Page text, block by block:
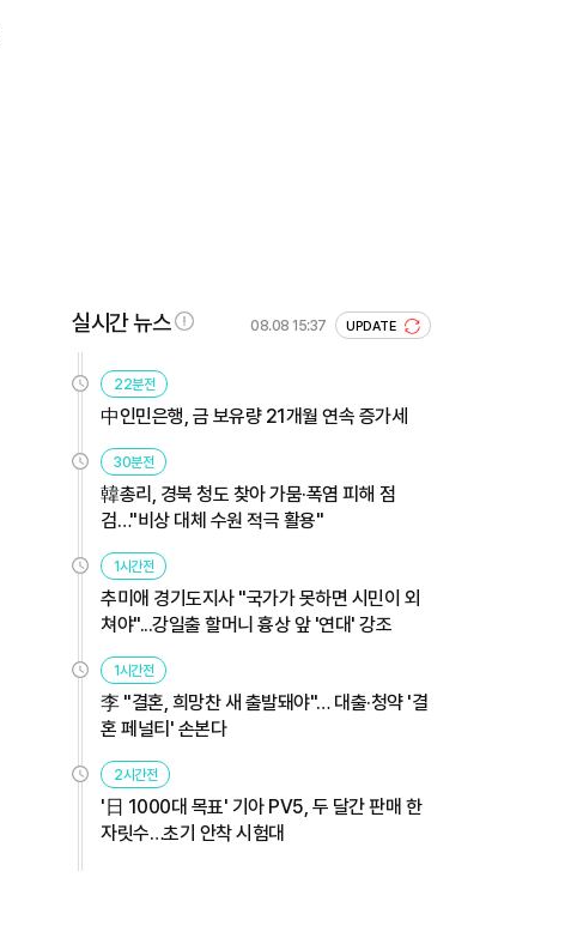
실시간 뉴스 08.08 15:37 UPDATE
22분전
中인민은행, 금 보유량 21개월 연속 증가세
30분전
韓총리, 경북 청도 찾아 가뭄·폭염 피해 점
검…"비상 대체 수원 적극 활용"
1시간전
추미애 경기도지사 "국가가 못하면 시민이 외
쳐야"...강일출 할머니 흉상 앞 '연대' 강조
1시간전
李 "결혼, 희망찬 새 출발돼야"… 대출·청약 '결
혼 페널티' 손본다
2시간전
'日 1000대 목표' 기아 PV5, 두 달간 판매 한
자릿수…초기 안착 시험대